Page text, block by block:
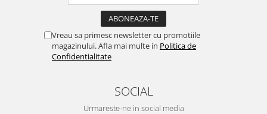
Vreau sa primesc newsletter cu promotiile
magazinului. Afla mai multe in Politica de
Confidentialitate
SOCIAL
Urmareste-ne in social media